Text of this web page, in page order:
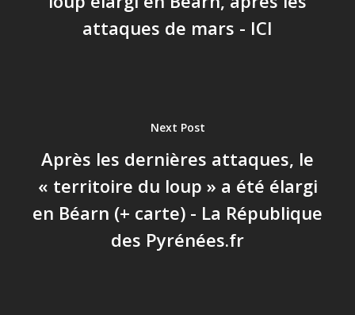
attaques de mars - ICI
Next Post
Après les dernières attaques, le
« territoire du loup » a été élargi
en Béarn (+ carte) - La République
des Pyrénées.fr